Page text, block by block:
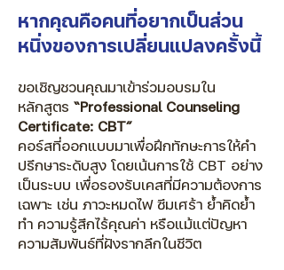
หากคุณคือคนที่อยากเป็นส่วน
หนึ่งของการเปลี่ยนแปลงครั้งนี้
ขอเชิญชวนคุณมาเข้าร่วมอบรมใน
หลักสูตร “Professional Counseling
Certificate: CBT”
คอร์สที่ออกแบบมาเพื่อฝึกทักษะการให้คำ
ปรึกษาระดับสูง โดยเน้นการใช้ CBT อย่าง
เป็นระบบ เพื่อรองรับเคสที่มีความต้องการ
เฉพาะ เช่น ภาวะหมดไฟ ซึมเศร้า ย้ำคิดย้ำ
ทำ ความรู้สึกไร้คุณค่า หรือแม้แต่ปัญหา
ความสัมพันธ์ที่ฝังรากลึกในชีวิต